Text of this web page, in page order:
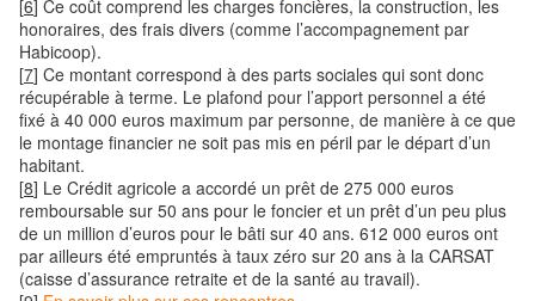
[6] Ce coût comprend les charges foncières, la construction, les
honoraires, des frais divers (comme l’accompagnement par
Habicoop).
[7] Ce montant correspond à des parts sociales qui sont donc
récupérable à terme. Le plafond pour l’apport personnel a été
fixé à 40 000 euros maximum par personne, de manière à ce que
le montage financier ne soit pas mis en péril par le départ d’un
habitant.
[8] Le Crédit agricole a accordé un prêt de 275 000 euros
remboursable sur 50 ans pour le foncier et un prêt d’un peu plus
de un million d’euros pour le bâti sur 40 ans. 612 000 euros ont
par ailleurs été empruntés à taux zéro sur 20 ans à la CARSAT
(caisse d’assurance retraite et de la santé au travail).